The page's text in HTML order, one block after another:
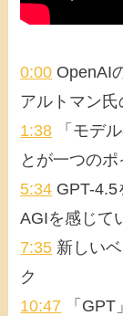
0:00 OpenAI
アルトマン氏
1:38 「モデ
とが一つのポ
5:34 GPT-
AGIを感じて
7:35 新しい
ク
10:47 「